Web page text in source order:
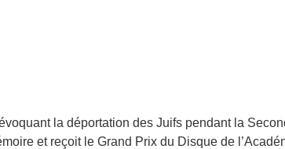
la déportation des Juifs pendant la
et reçoit le Grand Prix du Disque de